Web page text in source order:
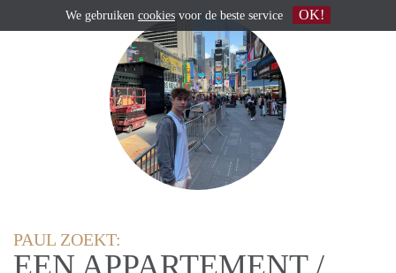
PAUL ZOEKT:
EEN APPARTEMENT /
We gebruiken cookies voor de beste service OK!